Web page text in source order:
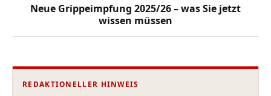
Neue Grippeimpfung 2025/26 – was Sie jetzt
wissen müssen
REDAKTIONELLER HINWEIS